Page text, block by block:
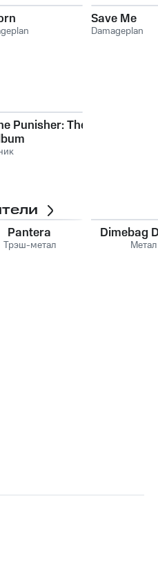
Save Me
Damageplan
Punisher: The
Pantera
Трэш-метал
Dimebag
Метал